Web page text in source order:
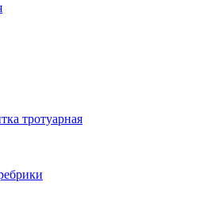
тротуарная